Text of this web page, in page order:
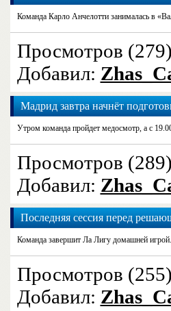
Команда Карло Анчелотти занималась в
Просмотров
Добавил:
Мадрид завтра начнёт
Утром команда пройдет медосмотр, а с
Просмотров
Добавил:
Последняя сессия перед
Команда завершит Ла Лигу домашней игрой.
Просмотров
Добавил: